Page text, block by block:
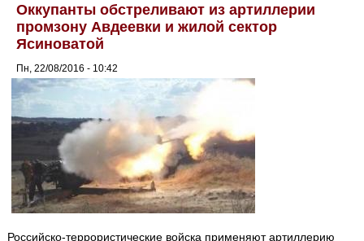
Оккупанты обстреливают из артиллерии
промзону Авдеевки и жилой сектор
Ясиноватой
Пн, 22/08/2016 - 10:42
Российско-террористические войска применяют артиллерию